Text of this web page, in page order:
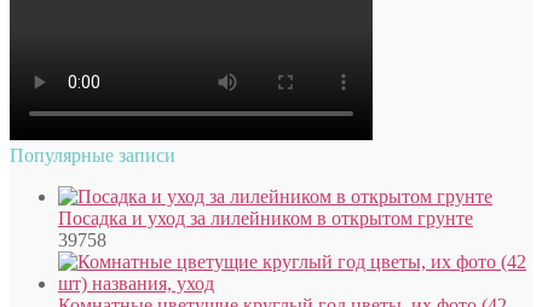
Популярные записи
Посадка и уход за лилейником в открытом грунте
39758